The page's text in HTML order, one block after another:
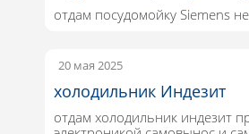
отдам посудомойку Siemens
20 мая 2025
холодильник Индезит
отдам холодильник индезит